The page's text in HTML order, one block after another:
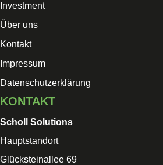
Investment
Über uns
Kontakt
Impressum
Datenschutzerklärung
KONTAKT
Scholl Solutions
Hauptstandort
Glücksteinallee 69